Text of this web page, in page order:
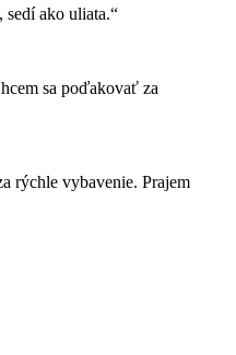
ako uliata.“
sa poďakovať za
rýchle vybavenie. Prajem